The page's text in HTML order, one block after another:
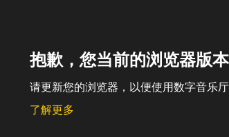
抱歉，您当前的浏览器版
请更新您的浏览器，以便使用数字音乐厅
了解更多